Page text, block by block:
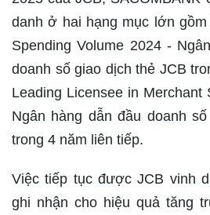
danh ở hai hạng mục lớn
Spending Volume 2024 -
doanh số giao dịch thẻ JCB
Leading Licensee in Merchant
Ngân hàng dẫn đầu doanh
trong 4 năm liên tiếp.
Việc tiếp tục được JCB vinh
ghi nhận cho hiệu quả tăng